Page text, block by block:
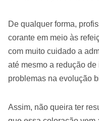
De qualquer forma,
corante em meio às
com muito cuidado a
até mesmo a redução
problemas na evolução
Assim, não queira ter